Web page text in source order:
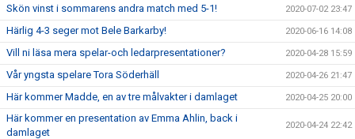
Skön vinst i sommarens andra match med 5-1! 2020-07-02 23:47
Härlig 4-3 seger mot Bele Barkarby! 2020-06-16 14:08
Vill ni läsa mera spelar-och ledarpresentationer? 2020-04-28 15:59
Vår yngsta spelare Tora Söderhäll 2020-04-26 21:47
Här kommer Madde, en av tre målvakter i damlaget 2020-04-25 20:00
Här kommer en presentation av Emma Ahlin, back i
damlaget
2020-04-24 22:42